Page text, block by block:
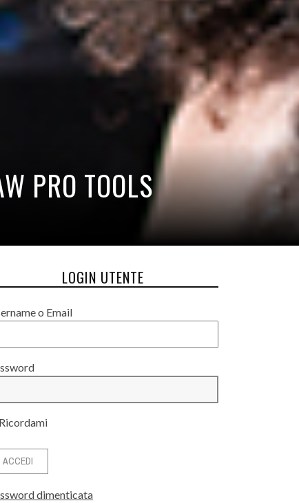
PRO TOOLS
LOGIN UTENTE
o Email
Ricordami
dimenticata